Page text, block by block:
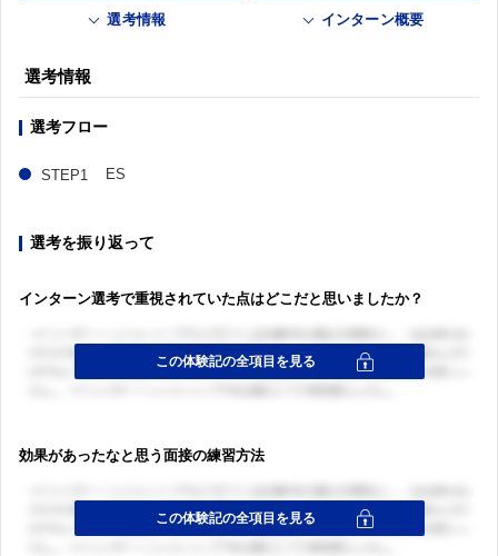
選考情報 インターン概要
選考情報
選考フロー
ES
選考を振り返って
インターン選考で重視されていた点はどこだと思いましたか？
効果があったなと思う面接の練習方法